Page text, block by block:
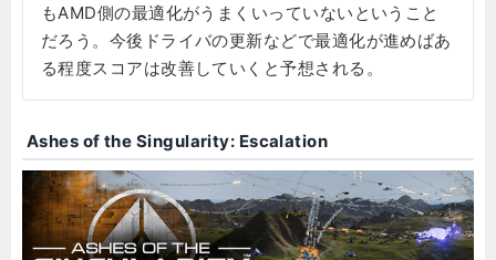
もAMD側の最適化がうまくいっていないということ
だろう。今後ドライバの更新などで最適化が進めばあ
る程度スコアは改善していくと予想される。
Ashes of the Singularity: Escalation